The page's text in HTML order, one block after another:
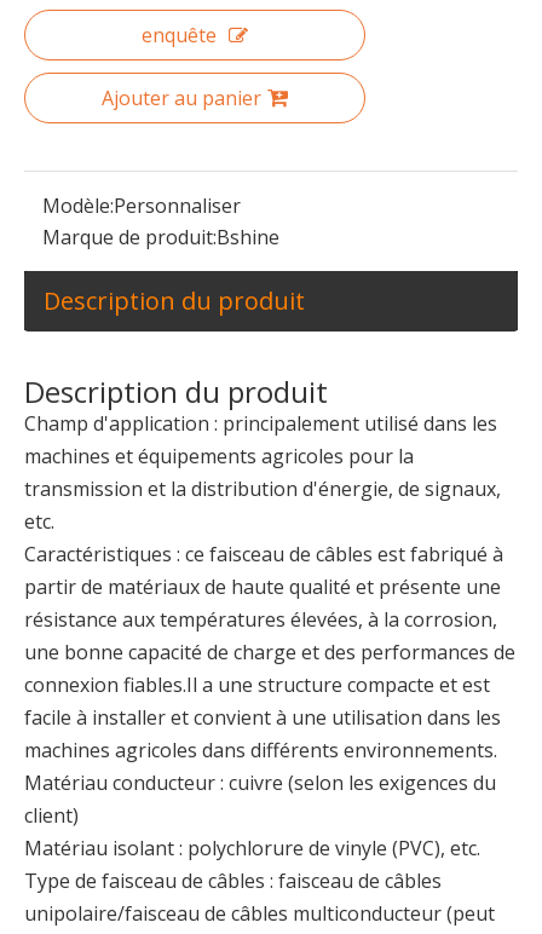
Câble de matériel médical de faisceau de câbles de commande industrielle
Ensemble de câbles d'équipement agricole de faisceau de câbles de machine agricole
enquête
Ajouter au panier
Modèle:Personnaliser
Marque de produit:Bshine
Description du produit
Description du produit
Champ d'application : principalement utilisé dans les
machines et équipements agricoles pour la
transmission et la distribution d'énergie, de signaux,
etc.
Caractéristiques : ce faisceau de câbles est fabriqué à
partir de matériaux de haute qualité et présente une
résistance aux températures élevées, à la corrosion,
une bonne capacité de charge et des performances de
connexion fiables.Il a une structure compacte et est
facile à installer et convient à une utilisation dans les
machines agricoles dans différents environnements.
Matériau conducteur : cuivre (selon les exigences du
client)
Matériau isolant : polychlorure de vinyle (PVC), etc.
Type de faisceau de câbles : faisceau de câbles
unipolaire/faisceau de câbles multiconducteur (peut